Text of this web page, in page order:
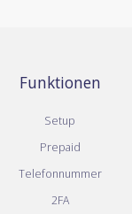
Funktionen
Setup
Prepaid
Telefonnummer
2FA